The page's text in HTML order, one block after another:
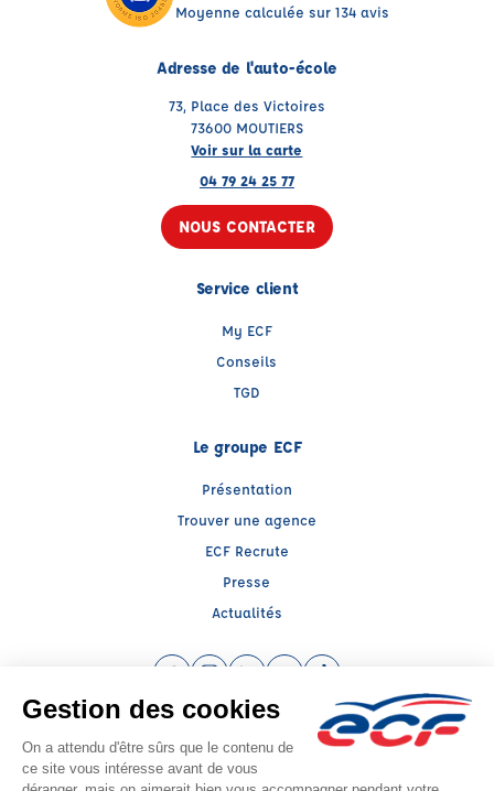
Moyenne calculée sur 134 avis
Adresse de l'auto-école
73, Place des Victoires
73600 MOUTIERS
Voir sur la carte
04 79 24 25 77
NOUS CONTACTER
Service client
My ECF
Conseils
TGD
Le groupe ECF
Présentation
Trouver une agence
ECF Recrute
Presse
Actualités
Instagram (nouvelle fenêtre)
LinkedIn (nouvelle fenêtre)
YouTube (nouvelle fenêtre)
TikTok (nouvelle
Raison sociale : ECOLE DE CONDUITE LE DORON - Capital social: 10000€
SIREN: 894236538 - Numéro de TVA intracommunautaire: FR894236538
Agrément n°E02107300040